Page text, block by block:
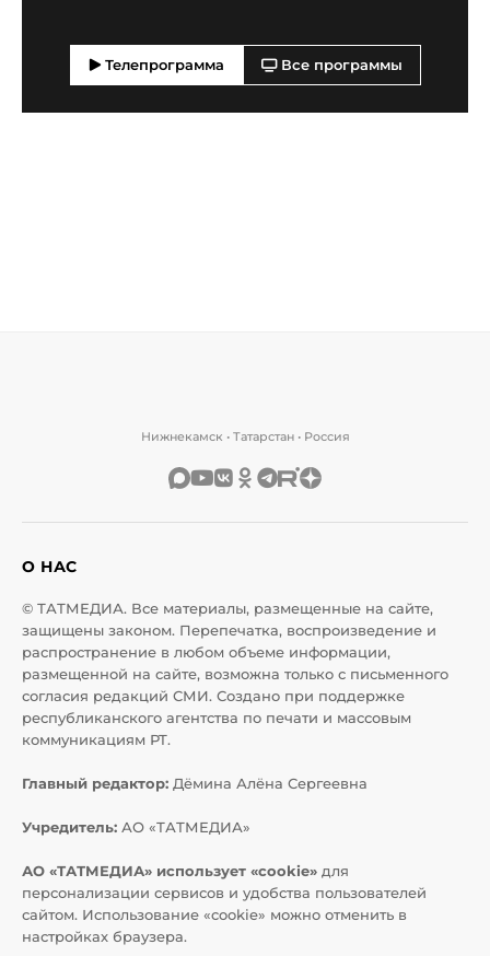
Телепрограмма Все программы
Нижнекамск • Татарстан • Россия
О НАС
© ТАТМЕДИА. Все материалы, размещенные на сайте,
защищены законом. Перепечатка, воспроизведение и
распространение в любом объеме информации,
размещенной на сайте, возможна только с письменного
согласия редакций СМИ. Создано при поддержке
республиканского агентства по печати и массовым
коммуникациям РТ.
Главный редактор: Дёмина Алёна Сергеевна
Учредитель: АО «ТАТМЕДИА»
АО «ТАТМЕДИА» использует «cookie» для
персонализации сервисов и удобства пользователей
сайтом. Использование «cookie» можно отменить в
настройках браузера.